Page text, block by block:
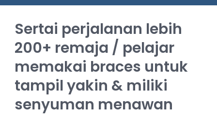
Sertai perjalanan lebih
200+ remaja / pelajar
memakai braces untuk
tampil yakin & miliki
senyuman menawan